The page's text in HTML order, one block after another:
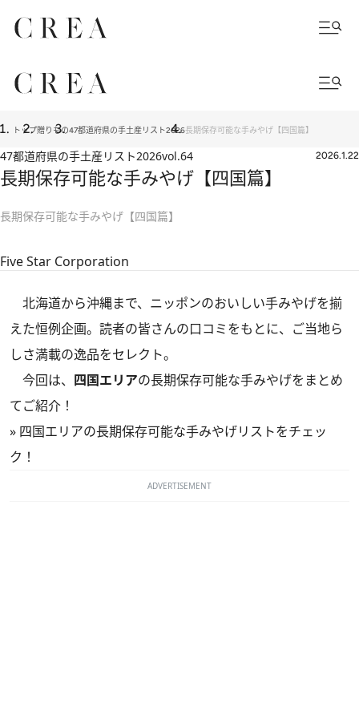
トップ贈りもの47都道府県の手土産リスト2026長期保存可能な手みやげ【四国篇】
47都道府県の手土産リスト2026vol.64 2026.1.22
長期保存可能な手みやげ【四国篇】
長期保存可能な手みやげ【四国篇】
Five Star Corporation
北海道から沖縄まで、ニッポンのおいしい手みやげを揃
えた恒例企画。読者の皆さんの口コミをもとに、ご当地ら
しさ満載の逸品をセレクト。
今回は、 四国エリアの長期保存可能な手みやげをまとめ
てご紹介！
» 四国エリアの長期保存可能な手みやげリストをチェッ
ク！
ADVERTISEMENT